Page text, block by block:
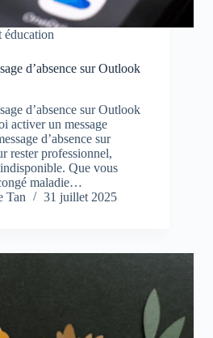
éducation
d’absence sur Outlook
d’absence sur Outlook
activer un message
d’absence sur
rester professionnel,
Que vous
maladie…
Tan
31 juillet 2025